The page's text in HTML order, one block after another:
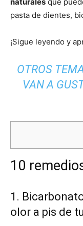
pasta de dientes,
¡Sigue leyendo y
OTROS
VAN A
10
1.
olor a pis de